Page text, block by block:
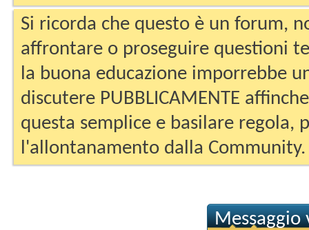
Si ricorda che questo è un forum,
affrontare o proseguire questioni
la buona educazione imporrebbe
discutere PUBBLICAMENTE
questa semplice e basilare regola,
l'allontanamento dalla Community.
Messaggio